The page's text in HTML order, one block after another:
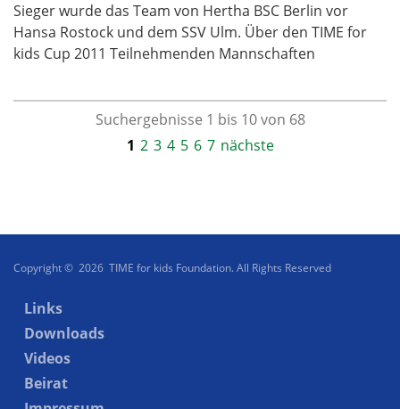
Sieger wurde das Team von Hertha BSC Berlin vor
Hansa Rostock und dem SSV Ulm. Über den TIME for
kids Cup 2011 Teilnehmenden Mannschaften
Suchergebnisse 1 bis 10 von 68
1 2 3 4 5 6 7 nächste
Copyright © 2026 TIME for kids Foundation. All Rights Reserved
Links
Downloads
Videos
Beirat